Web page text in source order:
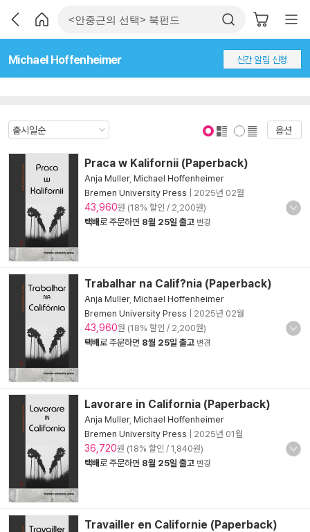
Michael Hoffenheimer 신간 알림 신청
옵션
Praca w Kalifornii (Paperback)
Anja Muller, Michael Hoffenheimer
Bremen University Press
2025년 02월
43,960원 (18% 할인 / 2,200원)
택배로 주문하면 8월 25일 출고 변경
Trabalhar na Calif?nia (Paperback)
Anja Muller, Michael Hoffenheimer
Bremen University Press
2025년 02월
43,960원 (18% 할인 / 2,200원)
택배로 주문하면 8월 25일 출고 변경
Lavorare in California (Paperback)
Anja Muller, Michael Hoffenheimer
Bremen University Press
2025년 01월
36,720원 (18% 할인 / 1,840원)
택배로 주문하면 8월 25일 출고 변경
Travailler en Californie (Paperback)